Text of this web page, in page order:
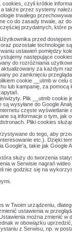
czyli krótkie
przez systemy
trwałego
co do zasady trwale, aż
przydatnych,
przed dostępem
pozostałe technologie
ustawień pomiędzy
następujące
do rozróżniania
za każdym
po zamknięciu
cookie __utmb w celu
lub kampanię, za pomocą
wizyty. Plik __utmb
wysyłane do Google
częste wyświetlanie
są informacje o tym,
Pliki cookies
do tego, aby
etc.). Dzięki
takie jak Google
służy do tworzenia
w Serwisie nagrań
nie godzisz się na
Twoim urządzeniu,
ustawienia w
można zmienić w
w obowiązku
z Serwisu, np. w